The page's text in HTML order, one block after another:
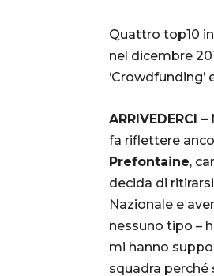
Quattro top10 in
nel dicembre
ARRIVEDERCI –
fa riflettere
Prefontaine,
decida di
Nazionale e
nessuno tipo –
mi hanno
squadra perché